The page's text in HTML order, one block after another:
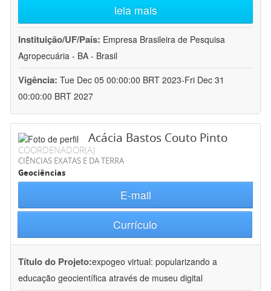
leia mais
Instituição/UF/País: Empresa Brasileira de Pesquisa
Agropecuária - BA - Brasil
Vigência: Tue Dec 05 00:00:00 BRT 2023-Fri Dec 31
00:00:00 BRT 2027
Acácia Bastos Couto Pinto
COORDENADOR(A)
CIÊNCIAS EXATAS E DA TERRA
Geociências
E-mail
Currículo
Título do Projeto:expogeo virtual: popularizando a
educação geocientífica através de museu digital